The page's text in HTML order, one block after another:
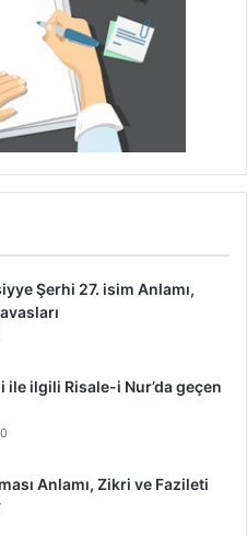
Şerhi 27. isim Anlamı,
ile ilgili Risale-i Nur’da geçen
Anlamı, Zikri ve Fazileti